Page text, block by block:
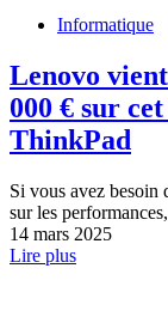
Informatique
Lenovo
000 € sur
ThinkPad
Si vous avez besoin
sur les
14 mars 2025
Lire plus